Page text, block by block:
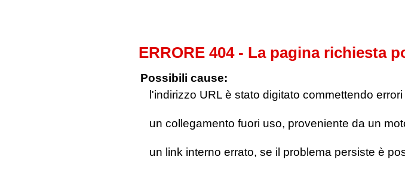
ERRORE 404 - La pagina richiesta
Possibili cause:
l'indirizzo URL è stato digitato commettendo
un collegamento fuori uso, proveniente da un
un link interno errato, se il problema persiste è